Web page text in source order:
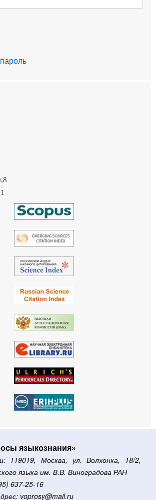
языкознания»
119019, Москва, ул. Волхонка, 18/2,
языка им. В.В. Виноградова РАН
637-25-16
voprosy@mail.ru